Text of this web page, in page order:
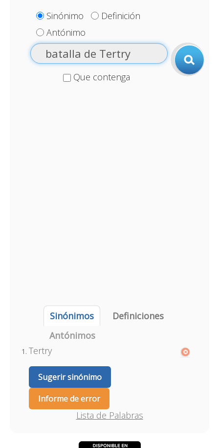
Sinónimo
Definición
Antónimo
Que contenga
Sinónimos
Definiciones
Antónimos
Tertry
Sugerir sinónimo
Informe de error
Lista de Palabras